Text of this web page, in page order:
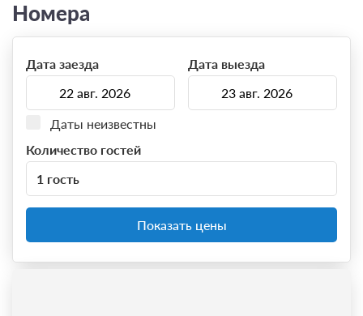
Номера
Дата заезда Дата выезда
Даты неизвестны
Количество гостей
1 гость
Показать цены